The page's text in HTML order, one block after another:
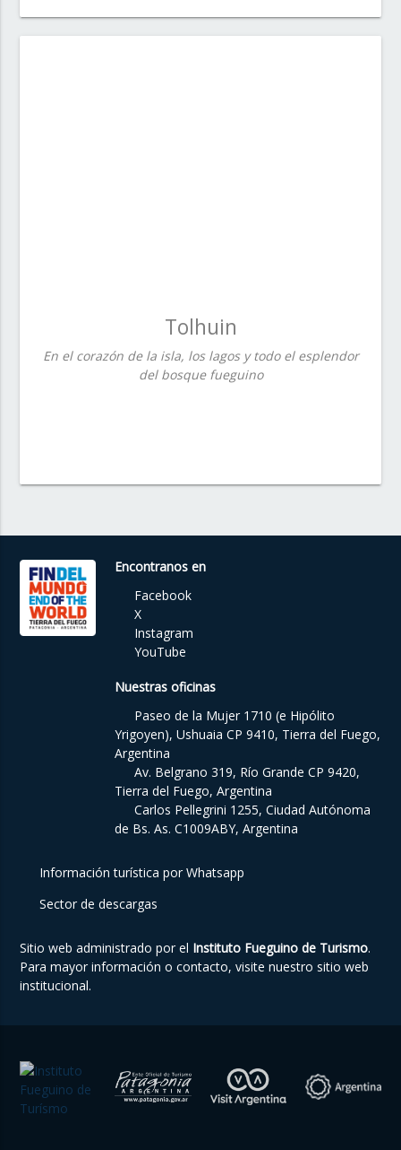
Tolhuin
En el corazón de la isla, los lagos y todo el esplendor
del bosque fueguino
Encontranos en
Facebook
X
Instagram
YouTube
Nuestras oficinas
Paseo de la Mujer 1710 (e Hipólito
Yrigoyen), Ushuaia CP 9410, Tierra del Fuego,
Argentina
Av. Belgrano 319, Río Grande CP 9420,
Tierra del Fuego, Argentina
Carlos Pellegrini 1255, Ciudad Autónoma
de Bs. As. C1009ABY, Argentina
Información turística por Whatsapp
Sector de descargas
Sitio web administrado por el Instituto Fueguino de Turismo.
Para mayor información o contacto, visite nuestrositio web
institucional.